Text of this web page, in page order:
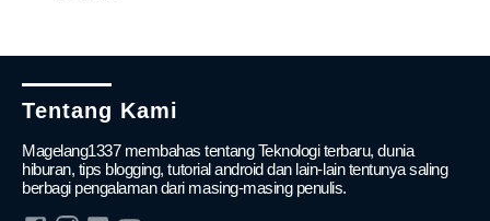
Tentang Kami
Magelang1337 membahas tentang Teknologi terbaru, dunia
hiburan, tips blogging, tutorial android dan lain-lain tentunya saling
berbagi pengalaman dari masing-masing penulis.